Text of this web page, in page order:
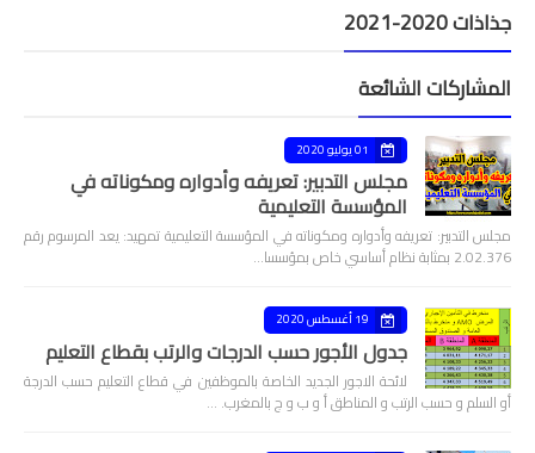
جذاذات 2020-2021
المشاركات الشائعة
01 يوليو 2020
مجلس التدبير: تعريفه وأدواره ومكوناته في
المؤسسة التعليمية
مجلس التدبير: تعريفه وأدواره ومكوناته في المؤسسة التعليمية تمهيد: يعد المرسوم رقم
2.02.376 بمثابة نظام أساسي خاص بمؤسسا…
19 أغسطس 2020
جدول الأجور حسب الدرجات والرتب بقطاع التعليم
لائحة الاجور الجديد الخاصة بالموظفين في قطاع التعليم حسب الدرجة
أو السلم و حسب الرتب و المناطق أ و ب و ج بالمغرب. …